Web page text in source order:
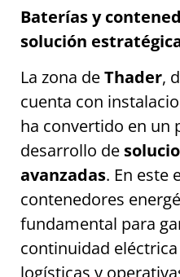
Baterías y
solución
La zona deThader,
cuenta con
ha convertido en un
desarrollo de
avanzadas. En este
contenedores
fundamental para
continuidad